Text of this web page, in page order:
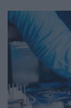
korlátozásait.
több módszert
annak ellenére,
Anthropic
Kínával